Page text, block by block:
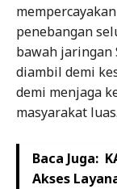
penebangan
bawah jaringan
diambil demi
demi menjaga
masyarakat luas.
Baca Juga:
Akses